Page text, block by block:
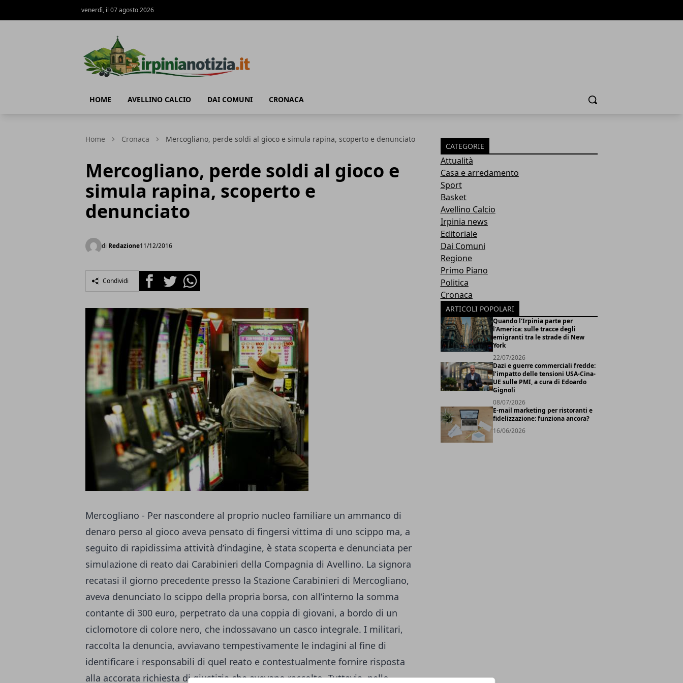
venerdì, il 07 agosto 2026
HOME AVELLINO CALCIO DAI COMUNI CRONACA Cerca
Home Cronaca Mercogliano, perde soldi al gioco e simula rapina, scoperto e denunciato
Mercogliano, perde soldi al gioco e
simula rapina, scoperto e
denunciato
di Redazione11/12/2016
Condividi FacebookTwitterWhatsapp
Mercogliano - Per nascondere al proprio nucleo familiare un ammanco di
denaro perso al gioco aveva pensato di fingersi vittima di uno scippo ma, a
seguito di rapidissima attività d’indagine, è stata scoperta e denunciata per
simulazione di reato dai Carabinieri della Compagnia di Avellino. La signora
recatasi il giorno precedente presso la Stazione Carabinieri di Mercogliano,
aveva denunciato lo scippo della propria borsa, con all’interno la somma
contante di 300 euro, perpetrato da una coppia di giovani, a bordo di un
ciclomotore di colore nero, che indossavano un casco integrale. I militari,
raccolta la denuncia, avviavano tempestivamente le indagini al fine di
identificare i responsabili di quel reato e contestualmente fornire risposta
alla accorata richiesta di giustizia che avevano raccolto. Tuttavia, nello
CATEGORIE
Attualità
Casa e arredamento
Sport
Basket
Avellino Calcio
Irpinia news
Editoriale
Dai Comuni
Regione
Primo Piano
Politica
Cronaca
ARTICOLI POPOLARI
Quando l'Irpinia parte per
l'America: sulle tracce degli
emigranti tra le strade di New
York
22/07/2026
Dazi e guerre commerciali fredde:
l’impatto delle tensioni USA-Cina-
UE sulle PMI, a cura di Edoardo
Gignoli
08/07/2026
E-mail marketing per ristoranti e
fidelizzazione: funziona ancora?
16/06/2026